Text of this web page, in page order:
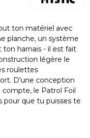
ton matériel avec
planche, un système
ton harnais - il est fait
légère le
roulettes
D'une conception
le Patrol Foil
pour que tu puisses te